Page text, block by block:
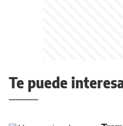
Te puede